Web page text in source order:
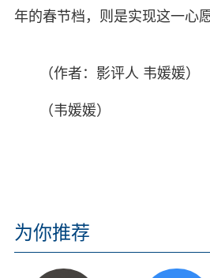
年的春节档，则是实现这一心
（作者：影评人 韦媛媛）
（韦媛媛）
为你推荐